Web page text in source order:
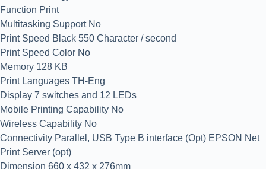
Function Print
Multitasking Support No
Print Speed Black 550 Character / second
Print Speed Color No
Memory 128 KB
Print Languages TH-Eng
Display 7 switches and 12 LEDs
Mobile Printing Capability No
Wireless Capability No
Connectivity Parallel, USB Type B interface (Opt) EPSON Net
Print Server (opt)